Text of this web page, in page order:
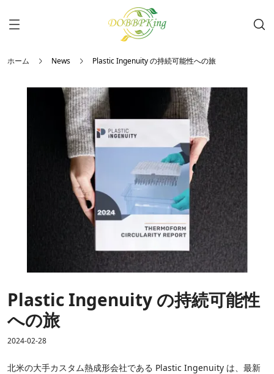
ホーム News Plastic Ingenuity の持続可能性への旅
Plastic Ingenuity の持続可能性
への旅
2024-02-28
北米の大手カスタム熱成形会社である Plastic Ingenuity は、最新